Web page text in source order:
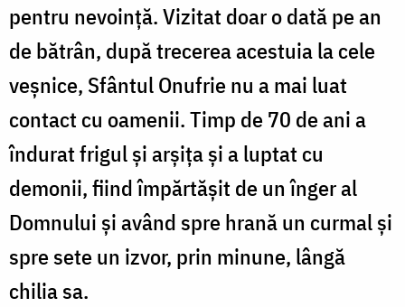
pentru nevoință. Vizitat doar o dată pe an
de bătrân, după trecerea acestuia la cele
veșnice, Sfântul Onufrie nu a mai luat
contact cu oamenii. Timp de 70 de ani a
îndurat frigul și arșița și a luptat cu
demonii, fiind împărtășit de un înger al
Domnului și având spre hrană un curmal și
spre sete un izvor, prin minune, lângă
chilia sa.